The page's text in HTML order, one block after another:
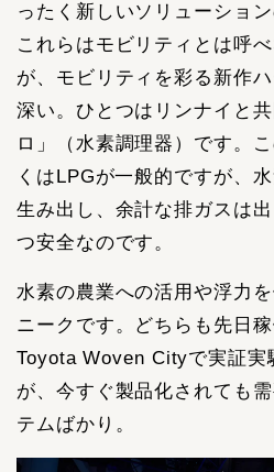
ったく新しいソリューショ
これらはモビリティとは呼
が、モビリティを彩る新作
深い。ひとつはリンナイと
ロ」（水素調理器）です。
くはLPGが一般的ですが、
生み出し、余計な排ガスは
つ安全なのです。
水素の農業への活用や浮力
ニークです。どちらも先日
Toyota Woven Cityで実証実
が、今すぐ製品化されても
テムばかり。